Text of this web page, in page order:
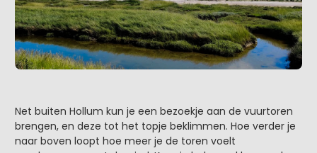
Net buiten Hollum kun je een bezoekje aan de vuurtoren
brengen, en deze tot het topje beklimmen. Hoe verder je
naar boven loopt hoe meer je de toren voelt